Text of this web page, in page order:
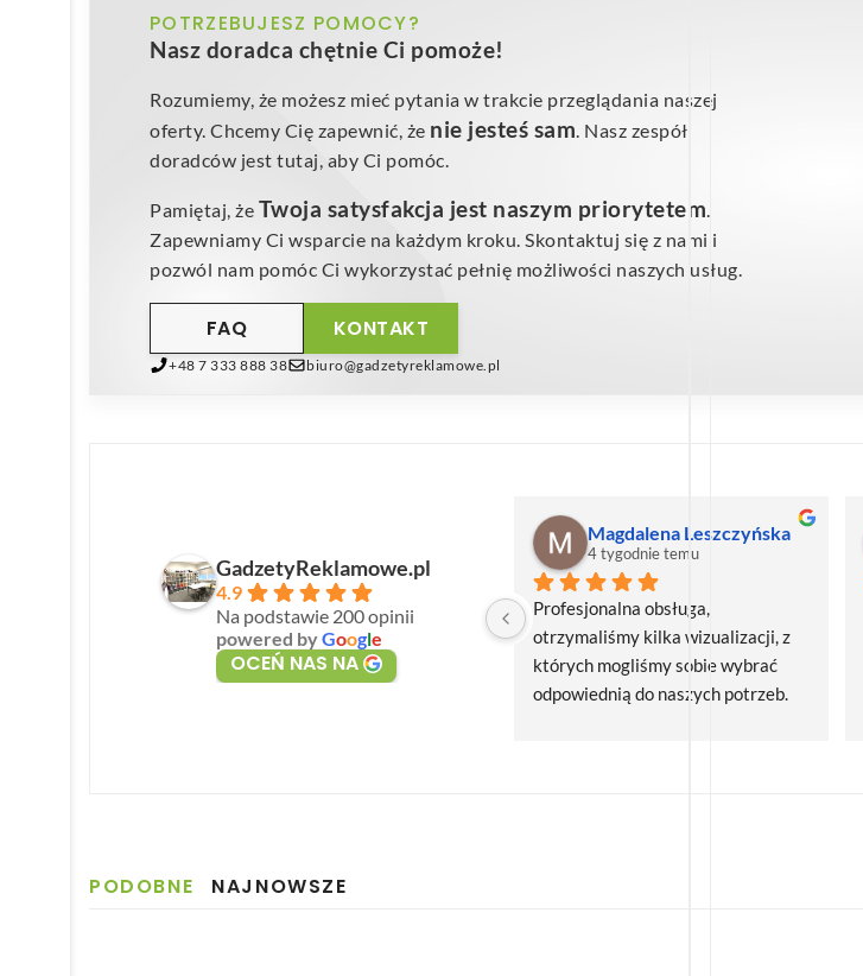
POTRZEBUJESZ POMOCY?
Nasz doradca chętnie Ci pomoże!
Rozumiemy, że możesz mieć pytania w trakcie przeglądania naszej
oferty. Chcemy Cię zapewnić, że nie jesteś sam. Nasz zespół
doradców jest tutaj, aby Ci pomóc.
Pamiętaj, że Twoja satysfakcja jest naszym priorytetem.
Zapewniamy Ci wsparcie na każdym kroku. Skontaktuj się z nami i
pozwól nam pomóc Ci wykorzystać pełnię możliwości naszych usług.
KONTAKT
FAQ
+48 7 333 888 38 biuro@gadzetyreklamowe.pl
GadzetyReklamowe.pl
4.9
Na podstawie 200 opinii
powered byGoogle
OCEŃ NAS NA
Magdalena Leszczyńska
4 tygodnie temu
Profesjonalna obsługa,
otrzymaliśmy kilka wizualizacji, z
których mogliśmy sobie wybrać
odpowiednią do naszych potrzeb.
PODOBNE NAJNOWSZE